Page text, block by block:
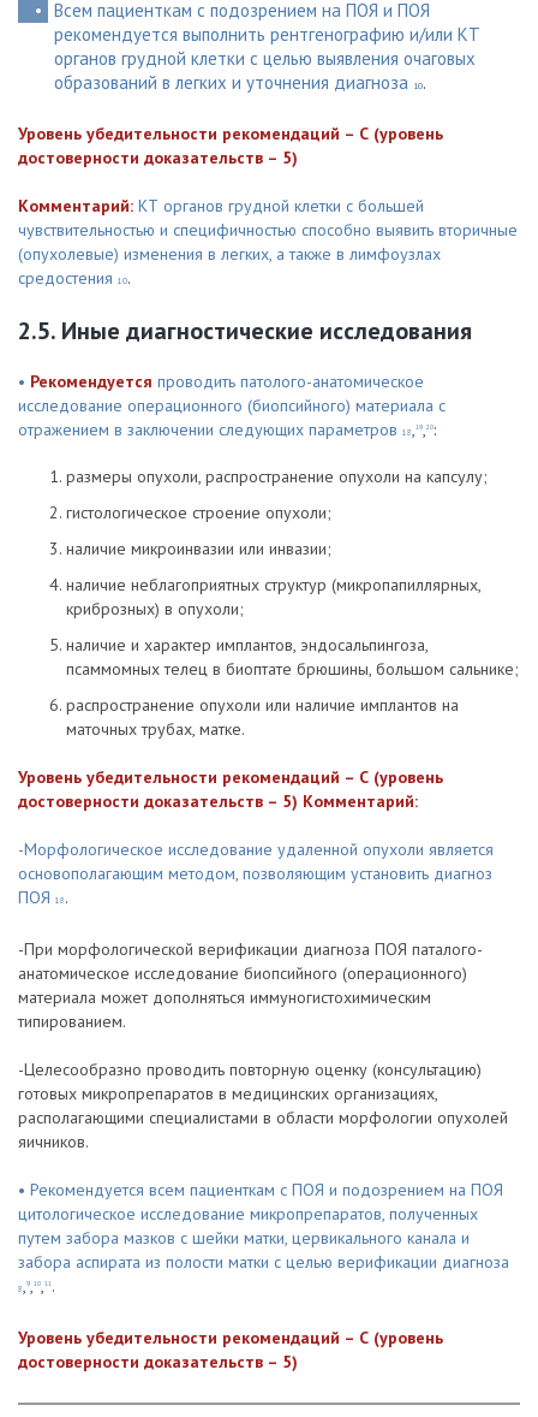
Всем пациенткам с подозрением на ПОЯ и ПОЯ
рекомендуется выполнить рентгенографию и/или КТ
органов грудной клетки с целью выявления очаговых
образований в легких и уточнения диагноза 10.
Уровень убедительности рекомендаций – С (уровень
достоверности доказательств – 5)
Комментарий: КТ органов грудной клетки с большей
чувствительностью и специфичностью способно выявить вторичные
(опухолевые) изменения в легких, а также в лимфоузлах
средостения 10.
2.5. Иные диагностические исследования
• Рекомендуется проводить патолого-анатомическое
исследование операционного (биопсийного) материала с
отражением в заключении следующих параметров 18,19,20:
размеры опухоли, распространение опухоли на капсулу;
гистологическое строение опухоли;
наличие микроинвазии или инвазии;
наличие неблагоприятных структур (микропапиллярных,
криброзных) в опухоли;
наличие и характер имплантов, эндосальпингоза,
псаммомных телец в биоптате брюшины, большом сальнике;
распространение опухоли или наличие имплантов на
маточных трубах, матке.
Уровень убедительности рекомендаций – С (уровень
достоверности доказательств – 5) Комментарий:
-Морфологическое исследование удаленной опухоли является
основополагающим методом, позволяющим установить диагноз
ПОЯ 18 .
-При морфологической верификации диагноза ПОЯ паталого-
анатомическое исследование биопсийного (операционного)
материала может дополняться иммуногистохимическим
типированием.
-Целесообразно проводить повторную оценку (консультацию)
готовых микропрепаратов в медицинских организациях,
располагающими специалистами в области морфологии опухолей
яичников.
• Рекомендуется всем пациенткам с ПОЯ и подозрением на ПОЯ
цитологическое исследование микропрепаратов, полученных
путем забора мазков с шейки матки, цервикального канала и
забора аспирата из полости матки с целью верификации диагноза
8,9,10,11 .
Уровень убедительности рекомендаций – С (уровень
достоверности доказательств – 5)